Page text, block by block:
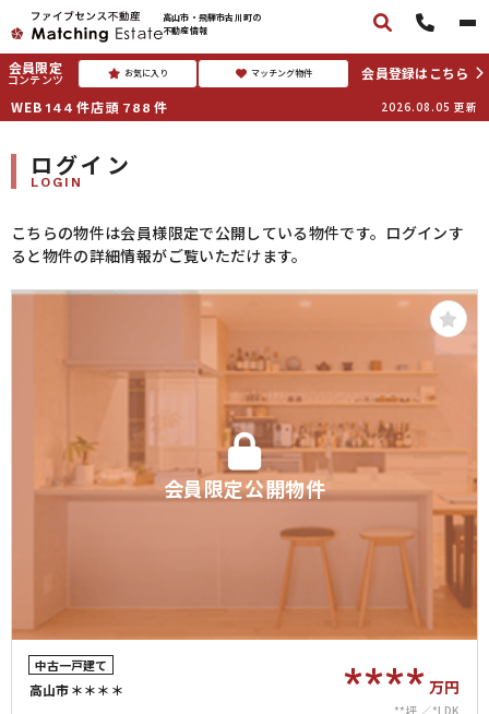
高山市・飛騨市古川町の
不動産情報
会員限定
コンテンツ お気に入り マッチング物件
会員登録はこちら
WEB 144 件店頭 788 件 2026.08.05 更新
ログイン
LOGIN
こちらの物件は会員様限定で公開している物件です。ログインす
ると物件の詳細情報がご覧いただけます。
会員限定公開物件
中古一戸建て
高山市＊＊＊＊ **** 万円
**坪 *LDK